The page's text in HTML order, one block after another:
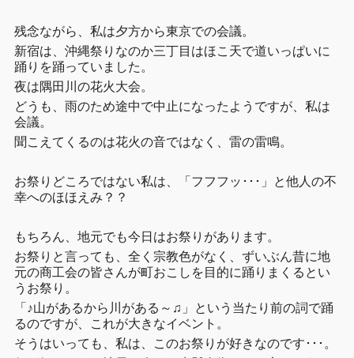
残念ながら、私は夕方から東京での会議。
新宿は、沖縄祭りなのか三丁目はほこ天で道いっぱいに
踊りを踊っていました。
夜は隅田川の花火大会。
どうも、雨のため途中で中止になったようですが、私は
会議。
聞こえてくるのは花火の音ではなく、雷の雷鳴。
お祭りどころではない私は、「フフフッ･･･」と他人の不
幸へのほほえみ？？
もちろん、地元でも今日はお祭りがあります。
お祭りと言っても、全く宗教色がなく、ずいぶん昔に地
元の商工会の皆さんが町おこしを目的に踊りまくるとい
うお祭り。
「♪山があるから川がある～♫」という当たり前の詞で踊
るのですが、これが大きなイベント。
そうはいっても、私は、このお祭りが好きなのです･･･。